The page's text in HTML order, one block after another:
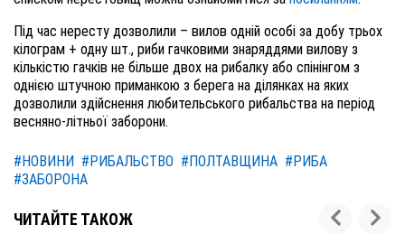
Під час нересту дозволили – вилов одній особі за добу трьох
кілограм + одну шт., риби гачковими знаряддями вилову з
кількістю гачків не більше двох на рибалку або спінінгом з
однією штучною приманкою з берега на ділянках на яких
дозволили здійснення любительського рибальства на період
весняно-літньої заборони.
#НОВИНИ #РИБАЛЬСТВО #ПОЛТАВЩИНА #РИБА
#ЗАБОРОНА
ЧИТАЙТЕ ТАКОЖ